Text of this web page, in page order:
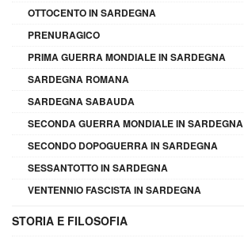
OTTOCENTO IN SARDEGNA
PRENURAGICO
PRIMA GUERRA MONDIALE IN SARDEGNA
SARDEGNA ROMANA
SARDEGNA SABAUDA
SECONDA GUERRA MONDIALE IN SARDEGNA
SECONDO DOPOGUERRA IN SARDEGNA
SESSANTOTTO IN SARDEGNA
VENTENNIO FASCISTA IN SARDEGNA
STORIA E FILOSOFIA